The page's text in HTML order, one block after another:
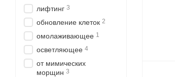
лифтинг 3
обновление клеток 2
омолаживающее 1
осветляющее 4
от мимических
морщин 3